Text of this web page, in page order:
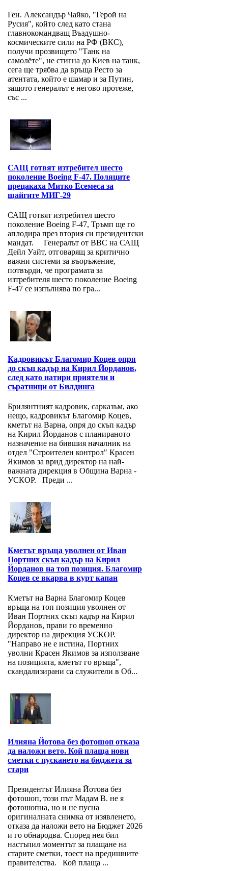
Ген. Александър Чайко, "Герой на
Русия", който след като стана
главнокомандващ Въздушно-
космическите сили на РФ (ВКС),
получи прозвището "Танк на
самолёте", не стигна до Киев на танк,
сега ще трябва да връща Ресто за
атентата, който е шамар и за Путин,
защото генералът е негово протеже,
със ...
САЩ готвят изтребител шесто
поколение Boeing F-47. Поляците
прецакаха Митко Есемеса за
щайгите МИГ-29
САЩ готвят изтребител шесто
поколение Boeing F-47, Тръмп ще го
аплодира през втория си президентски
мандат. Генералът от ВВС на САЩ
Дейл Уайт, отговарящ за критично
важни системи за въоръжение,
потвърди, че програмата за
изтребителя шесто поколение Boeing
F-47 се изпълнява по гра...
Кадровикът Благомир Коцев опря
до скъп кадър на Кирил Йорданов,
след като натири приятели и
съратници от Билдинга
Брилянтният кадровик, сарказъм, ако
нещо, кадровикът Благомир Коцев,
кметът на Варна, опря до скъп кадър
на Кирил Йорданов с планираното
назначение на бившия началник на
отдел "Строителен контрол" Красен
Якимов за врид директор на най-
важната дирекция в Община Варна -
УСКОР. Преди ...
Кметът връща уволнен от Иван
Портних скъп кадър на Кирил
Йорданов на топ позиция. Благомир
Коцев се вкарва в курт капан
Кметът на Варна Благомир Коцев
връща на топ позиция уволнен от
Иван Портних скъп кадър на Кирил
Йорданов, прави го временно
директор на дирекция УСКОР.
"Направо не е истина, Портних
уволни Красен Якимов за използване
на позицията, кметът го връща",
скандализирани са служители в Об...
Илияна Йотова без фотошоп отказа
да наложи вето. Кой плаща нови
сметки с пускането на бюджета за
стари
Президентът Илияна Йотова без
фотошоп, този път Мадам В. не я
фотошопна, но и не пусна
оригиналната снимка от изявленето,
отказа да наложи вето на Бюджет 2026
и го обнародва. Според нея бил
настъпил моментът за плащане на
старите сметки, тоест на предишните
правителства. Кой плаща ...